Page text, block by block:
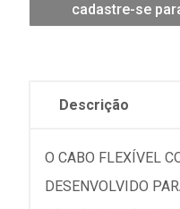
cadastre-se
Descrição
O CABO FLEXÍVEL
DESENVOLVIDO